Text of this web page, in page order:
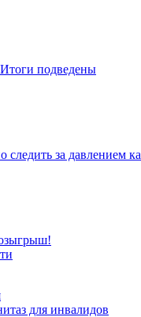
подведены
следить за давлением
для инвалидов